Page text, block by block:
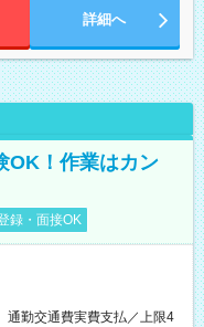
詳細へ
OK！作業はカン
録・面接OK
通勤交通費実費支払／上限4